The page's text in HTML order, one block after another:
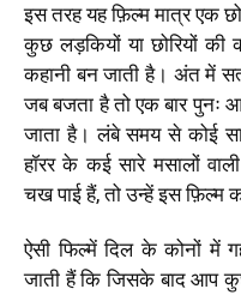
इस तरह यह फ़िल्म मात्र एक
कुछ लड़कियों या छोरियों की
कहानी बन जाती है। अंत में
जब बजता है तो एक बार पुनः
जाता है। लंबे समय से कोई
हॉरर के कई सारे मसालों
चख पाई हैं, तो उन्हें इस फ़िल्म
ऐसी फिल्में दिल के कोनों
जाती हैं कि जिसके बाद आप